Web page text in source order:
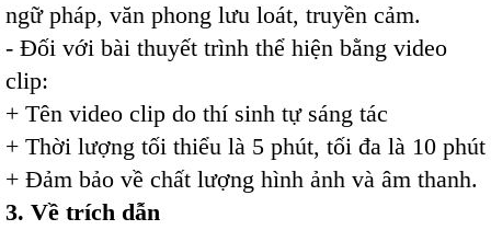
ngữ pháp, văn phong lưu loát, truyền cảm.
- Đối với bài thuyết trình thể hiện bằng video
clip:
+ Tên video clip do thí sinh tự sáng tác
+ Thời lượng tối thiểu là 5 phút, tối đa là 10 phút
+ Đảm bảo về chất lượng hình ảnh và âm thanh.
3. Về trích dẫn